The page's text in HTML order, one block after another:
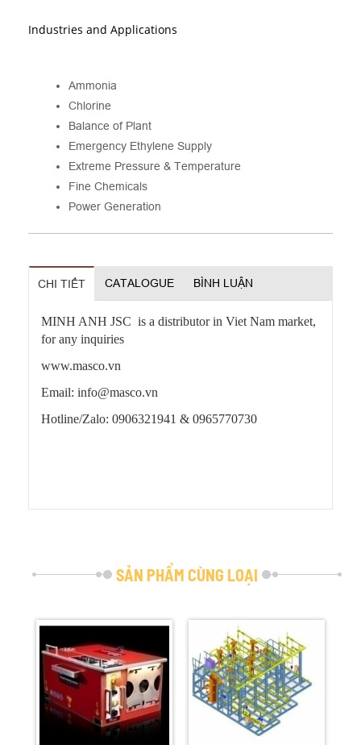
Industries and Applications
Ammonia
Chlorine
Balance of Plant
Emergency Ethylene Supply
Extreme Pressure & Temperature
Fine Chemicals
Power Generation
CHI TIẾT CATALOGUE BÌNH LUẬN
MINH ANH JSC is a distributor in Viet Nam market,
for any inquiries
www.masco.vn
Email: info@masco.vn
Hotline/Zalo: 0906321941 & 0965770730
SẢN PHẨM CÙNG LOẠI